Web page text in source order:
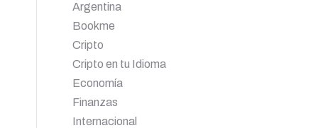
Argentina
Bookme
Cripto
Cripto en tu Idioma
Economía
Finanzas
Internacional